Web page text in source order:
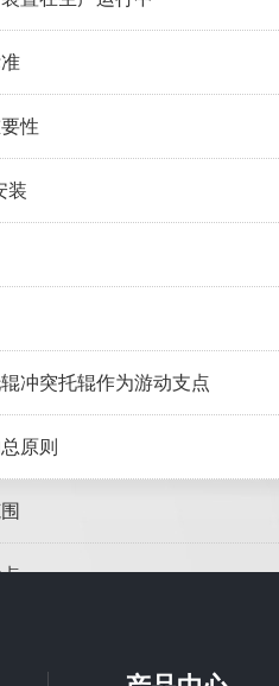
性
装
冲突托辊作为游动支点
原则